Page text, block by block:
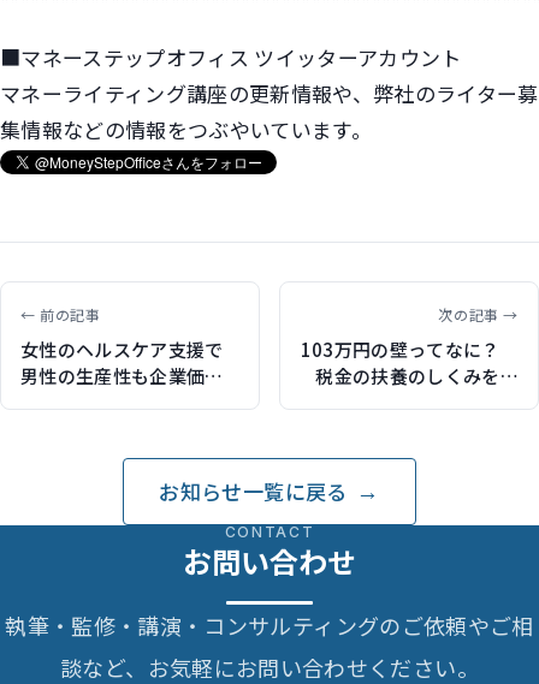
■マネーステップオフィス ツイッターアカウント
マネーライティング講座の更新情報や、弊社のライター募
集情報などの情報をつぶやいています。
← 前の記事
女性のヘルスケア支援で
男性の生産性も企業価値
ぬ先のチエ 第8回で記事執
次の記事 →
103万円の壁ってなに？
税金の扶養のしくみを、
お知らせ一覧に戻る
CONTACT
お問い合わせ
執筆・監修・講演・コンサルティングのご依頼やご相
談など、お気軽にお問い合わせください。